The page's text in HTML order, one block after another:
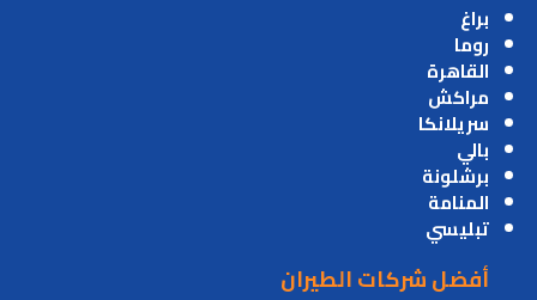
براغ
روما
القاهرة
مراكش
سريلانكا
بالي
برشلونة
المنامة
تبليسي
أفضل شركات الطيران